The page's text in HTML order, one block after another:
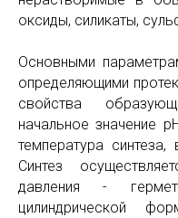
оксиды, силикаты,
Основными
определяющими
свойства
начальное значение
температура
Синтез
давления -
цилиндрической